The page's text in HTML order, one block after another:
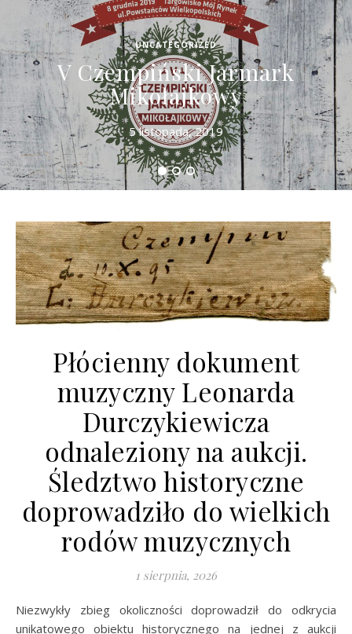
UNCATEGORIZED
V Czempiński Jarmark
Mikołajkowy
5 listopada, 2019
Płócienny dokument
muzyczny Leonarda
Durczykiewicza
odnaleziony na aukcji.
Śledztwo historyczne
doprowadziło do wielkich
rodów muzycznych
1 sierpnia, 2026
Niezwykły zbieg okoliczności doprowadził do odkrycia
unikatowego obiektu historycznego na jednej z aukcji